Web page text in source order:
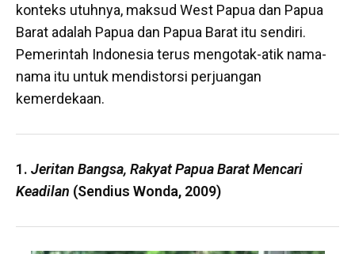
konteks utuhnya, maksud West Papua dan Papua
Barat adalah Papua dan Papua Barat itu sendiri.
Pemerintah Indonesia terus mengotak-atik nama-
nama itu untuk mendistorsi perjuangan
kemerdekaan.
1. Jeritan Bangsa, Rakyat Papua Barat Mencari
Keadilan (Sendius Wonda, 2009)